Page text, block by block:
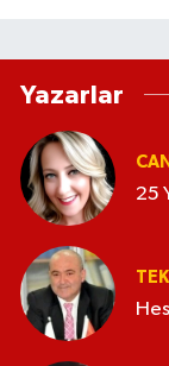
Yazarlar
25